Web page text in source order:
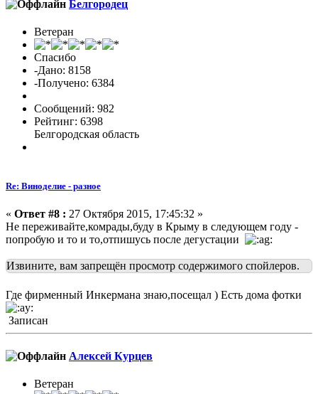
Белгородец
Ветеран
Спасибо
-Дано: 8158
-Получено: 6384
Сообщений: 982
Рейтинг: 6398
Белгородская область
Re: Виноделие - разное
« Ответ #8 : 27 Октября 2015, 17:45:32 »
Не переживайте,комрады,буду в Крыму в следующем году -
попробую и то и то,отпишусь после дегустации
Извините, вам запрещён просмотр содержимого спойлеров.
Где фирменный Инкермана знаю,посещал ) Есть дома фотки
Записан
Алексей Курцев
Ветеран